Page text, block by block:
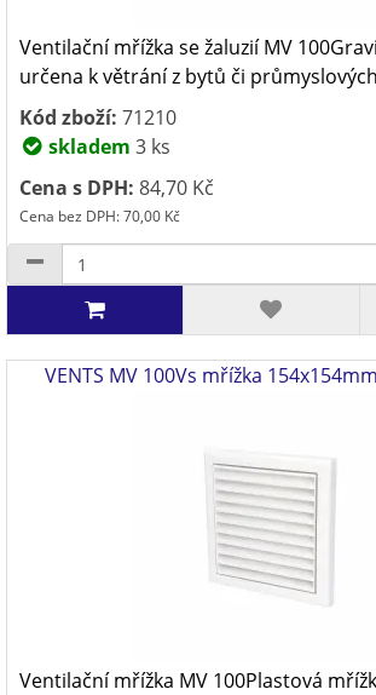
Ventilační mřížka se žaluzií MV
určena k větrání z bytů či
Kód zboží: 71210
skladem 3 ks
Cena s DPH: 84,70 Kč
Cena bez DPH: 70,00 Kč
VENTS MV 100Vs mřížka
Ventilační mřížka MV 100Plastová